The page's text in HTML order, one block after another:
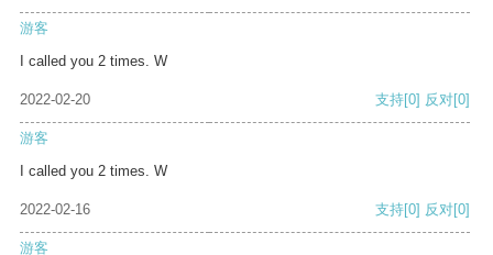
游客
I called you 2 times. W
2022-02-20 支持[0] 反对[0]
游客
I called you 2 times. W
2022-02-16 支持[0] 反对[0]
游客